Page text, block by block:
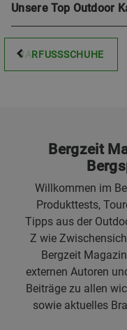
Unsere Top Outdoor
BARFUSSSCHUHE
Bergzeit
Willkommen im
Produkttests,
Tipps aus der
Z wie
Bergzeit
externen Autoren
Beiträge zu allen
sowie aktuelles